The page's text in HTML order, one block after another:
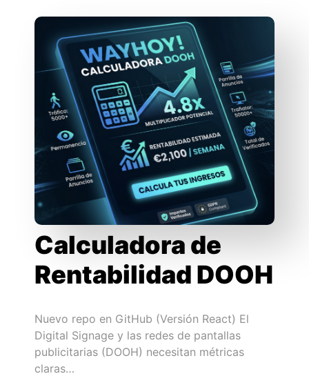
Calculadora de
Rentabilidad DOOH
Nuevo repo en GitHub (Versión React) El
Digital Signage y las redes de pantallas
publicitarias (DOOH) necesitan métricas
claras…